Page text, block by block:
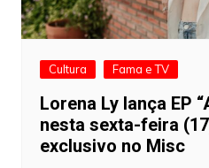
Cultura Fama e TV
Lorena Ly lança EP
nesta sexta-feira
exclusivo no Misc